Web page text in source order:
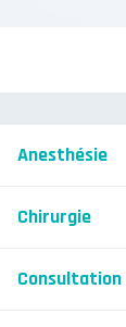
Anesthésie
Chirurgie